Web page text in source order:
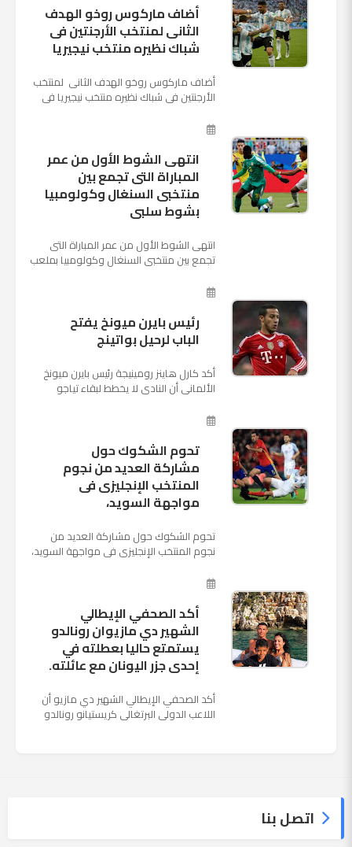
أضاف ماركوس روخو الهدف
الثانى لمنتخب الأرجنتين فى
شباك نظيره منتخب نيجيريا
أضاف ماركوس روخو الهدف الثانى لمنتخب
الأرجنتين فى شباك نظيره منتخب نيجيريا فى
"كريستوفسك...
انتهى الشوط الأول من عمر
المباراة التى تجمع بين
منتخبى السنغال وكولومبيا
بشوط سلبى
انتهى الشوط الأول من عمر المباراة التى
تجمع بين منتخبى السنغال وكولومبيا بملعب
الثالثة والأ...
رئيس بايرن ميونخ يفتح
الباب لرحيل بواتينج
أكد كارل هاينز رومينيجة رئيس بايرن ميونخ
الألمانى أن النادى لا يخطط لبقاء تياجو
وأنه سيستم...
تحوم الشكوك حول
مشاركة العديد من نجوم
المنتخب الإنجليزى فى
مواجهة السويد،
تحوم الشكوك حول مشاركة العديد من
نجوم المنتخب الإنجليزى فى مواجهة السويد،
ملعب "كوزموس آ...
أكد الصحفي الإيطالي
الشهير دي مازيوان رونالدو
يستمتع حاليا بعطلته في
إحدى جزر اليونان مع عائلته.
أكد الصحفي الإيطالي الشهير دي مازيو أن
اللاعب الدولي البرتغالي كريستيانو رونالدو
اتصل بنا